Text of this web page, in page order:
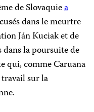
de Slovaquiea
dans le meurtre
Ján Kuciak et de
dans la poursuite de
qui, comme Caruana
sur la